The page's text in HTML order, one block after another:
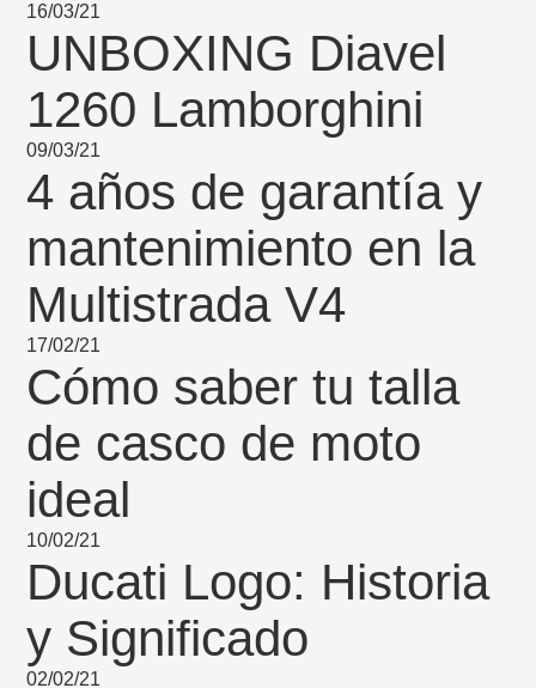
16/03/21
UNBOXING Diavel
1260 Lamborghini
09/03/21
4 años de garantía y
mantenimiento en la
Multistrada V4
17/02/21
Cómo saber tu talla
de casco de moto
ideal
10/02/21
Ducati Logo: Historia
y Significado
02/02/21